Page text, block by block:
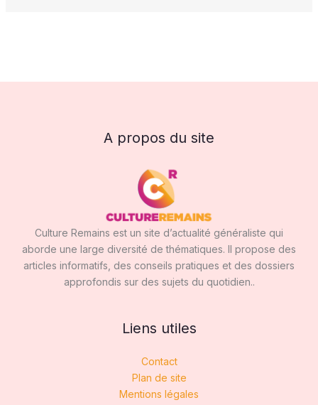
A propos du site
Culture Remains est un site d’actualité généraliste qui
aborde une large diversité de thématiques. Il propose des
articles informatifs, des conseils pratiques et des dossiers
approfondis sur des sujets du quotidien..
Liens utiles
Contact
Plan de site
Mentions légales